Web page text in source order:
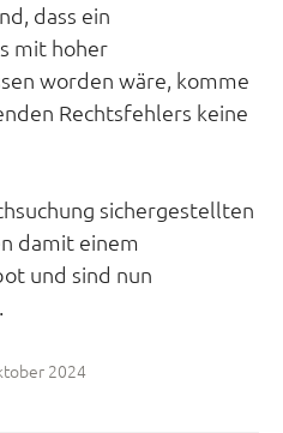
dass ein
mit hoher
worden wäre, komme
Rechtsfehlers keine
sichergestellten
damit einem
und sind nun
2024